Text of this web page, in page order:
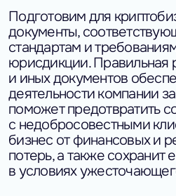
Подготовим для
документы,
стандартам и
юрисдикции. Правильная
и иных документов
деятельности компании
поможет предотвратить
с недобросовестными
бизнес от финансовых и
потерь, а также сохранит
в условиях